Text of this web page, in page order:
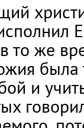
то же
и